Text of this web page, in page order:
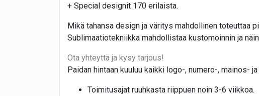
+ Special designit 170 erilaista.
Mikä tahansa design ja väritys mahdollinen toteuttaa
Sublimaatiotekniikka mahdollistaa kustomoinnin ja
Ota yhteyttä ja kysy tarjous!
Paidan hintaan kuuluu kaikki logo-, numero-, mainos-
Toimitusajat ruuhkasta riippuen noin 3-6 viikkoa.